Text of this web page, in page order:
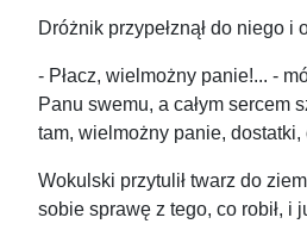
Dróżnik przypełznął do niego i
- Płacz, wielmożny panie!... -
Panu swemu, a całym sercem
tam, wielmożny panie,
Wokulski przytulił twarz do
sobie sprawę z tego, co robił, i